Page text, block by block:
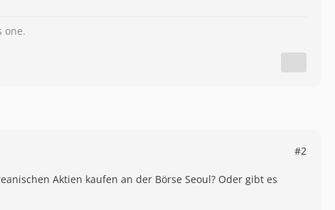
one.
#2
Aktien kaufen an der Börse Seoul? Oder gibt es